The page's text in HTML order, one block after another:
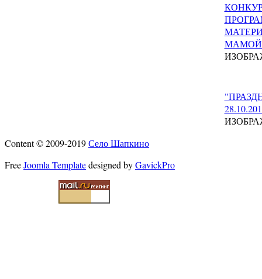
Content © 2009-2019Село Шапкино
FreeJoomla Templatedesigned byGavickPro